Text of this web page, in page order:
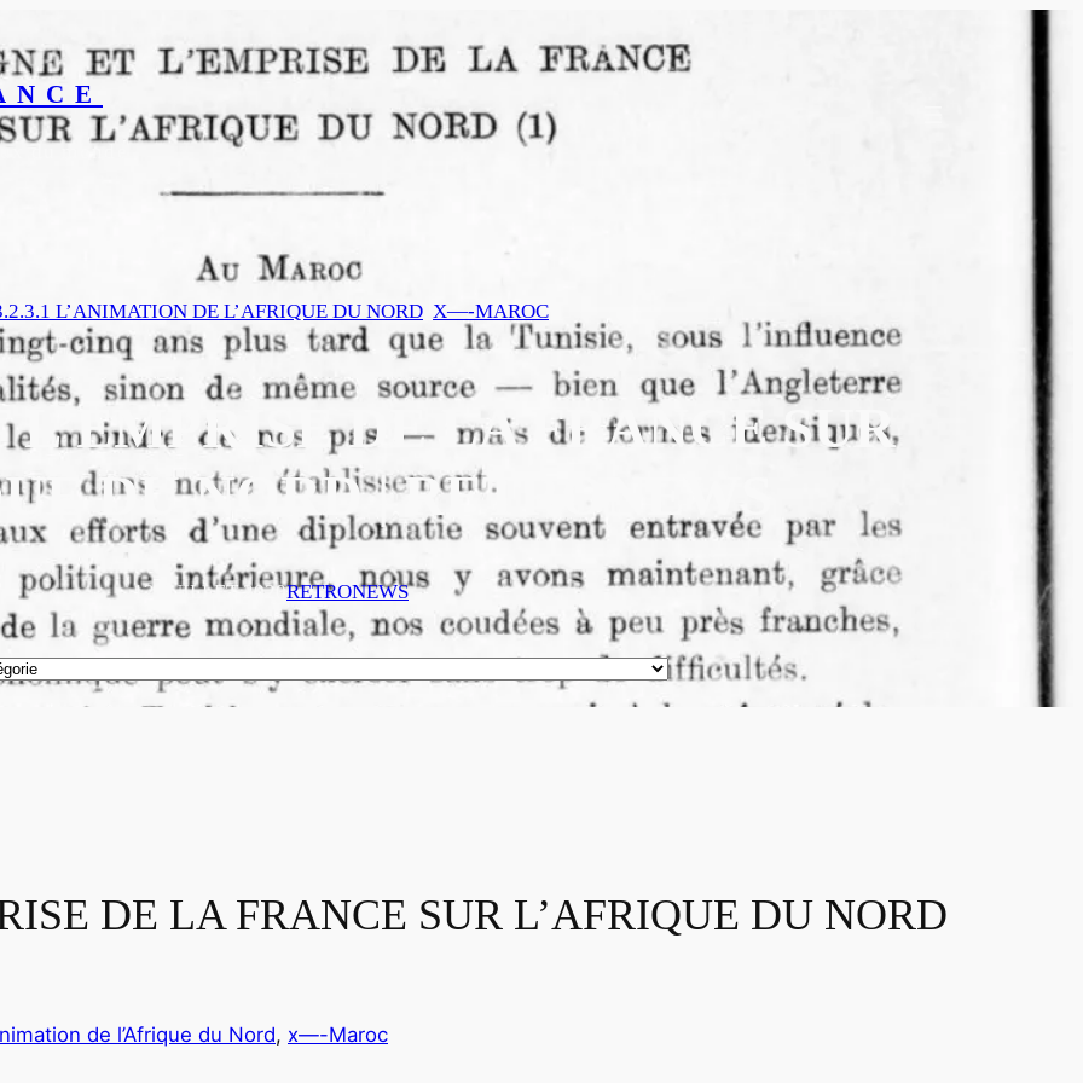
du monde
L’ANIMATION DE L’AFRIQUE DU NORD X—-MAROC
L’EMPRISE DE LA FRANCE SUR
DU NORD | RETRONEWS
12 JUILLET 2020RETRONEWS
DE LA FRANCE SUR L’AFRIQUE DU NORD
de l’Afrique du Nord, x—-Maroc